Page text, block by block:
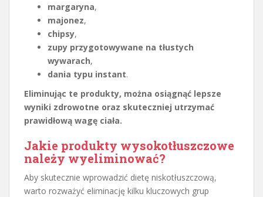
margaryna,
majonez,
chipsy,
zupy przygotowywane na tłustych
wywarach,
dania typu instant.
Eliminując te produkty, można osiągnąć lepsze
wyniki zdrowotne oraz skuteczniej utrzymać
prawidłową wagę ciała.
Jakie produkty wysokotłuszczowe
należy wyeliminować?
Aby skutecznie wprowadzić dietę niskotłuszczową,
warto rozważyć eliminację kilku kluczowych grup